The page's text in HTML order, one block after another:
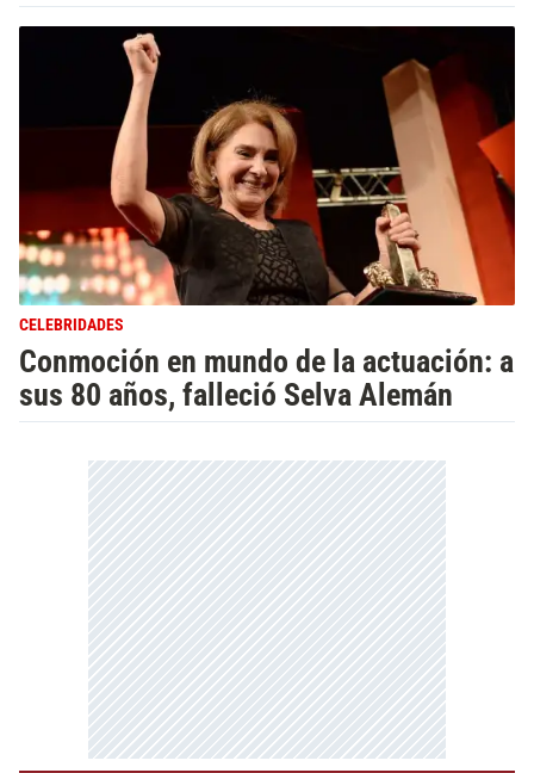
CELEBRIDADES
Conmoción en mundo de la actuación: a
sus 80 años, falleció Selva Alemán